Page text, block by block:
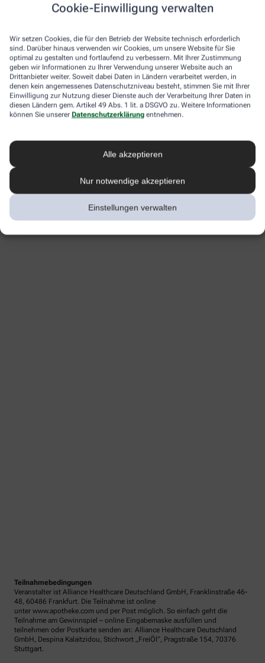
Cookie-Einwilligung verwalten
Wir setzen Cookies, die für den Betrieb der Website technisch erforderlich
sind. Darüber hinaus verwenden wir Cookies, um unsere Website für Sie
optimal zu gestalten und fortlaufend zu verbessern. Mit Ihrer Zustimmung
geben wir Informationen zu Ihrer Verwendung unserer Website auch an
Drittanbieter weiter. Soweit dabei Daten in Ländern verarbeitet werden, in
denen kein angemessenes Datenschutzniveau besteht, stimmen Sie mit Ihrer
Einwilligung zur Nutzung dieser Dienste auch der Verarbeitung Ihrer Daten in
diesen Ländern gem. Artikel 49 Abs. 1 lit. a DSGVO zu. Weitere Informationen
können Sie unserer Datenschutzerklärung entnehmen.
Alle akzeptieren
Nur notwendige akzeptieren
Einstellungen verwalten
Teilnahmebedingungen
Veranstalter ist Alliance Healthcare Deutschland GmbH, Franklinstraße 46-
48, 60486 Frankfurt. Die Teilnahme ist online
unter www.apotheke.com und per Post möglich. So einfach geht die
Teilnahme am Gewinnspiel – online Eingabemaske ausfüllen und
teilnehmen oder Postkarte senden an: Alliance Healthcare Deutschland
GmbH, Despina Kalaitzidou, Stichwort „FreiÖl“, Pragstraße 154, 70376
Stuttgart.